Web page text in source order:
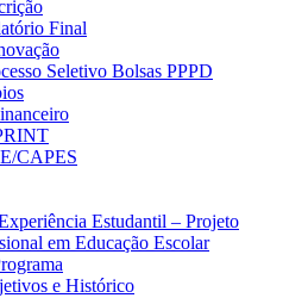
Final
Seletivo Bolsas PPPD
CAPES
Estudantil – Projeto
em Educação Escolar
e Histórico